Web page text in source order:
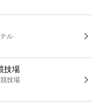
ル
技場
技場